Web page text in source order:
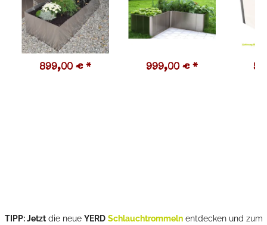
899,00 € * 999,00 € *
TIPP: Jetztdie neue YERD Schlauchtrommelnentdecken und zum